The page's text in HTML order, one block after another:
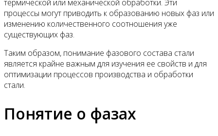
термической или механической обработки. Эти
процессы могут приводить к образованию новых фаз или
изменению количественного соотношения уже
существующих фаз.
Таким образом, понимание фазового состава стали
является крайне важным для изучения ее свойств и для
оптимизации процессов производства и обработки
стали.
Понятие о фазах